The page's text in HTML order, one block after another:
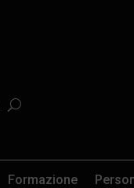
Formazione